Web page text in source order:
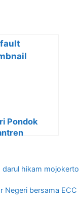
Pondok
darul hikam mojokerto
Negeri bersama ECC